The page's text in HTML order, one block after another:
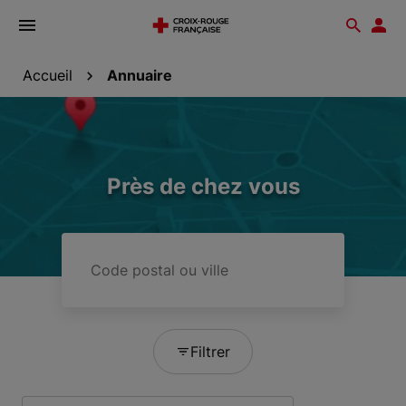
Ouvrir
Accueil Annuaire
Près de chez vous
postal
Filtrer